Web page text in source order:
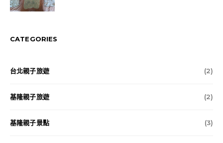
CATEGORIES
台北親子旅遊 (2)
基隆親子旅遊 (2)
基隆親子景點 (3)